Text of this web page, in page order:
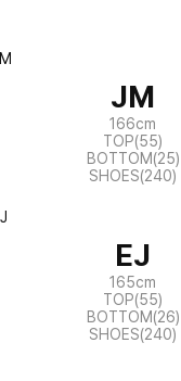
JM
166cm
TOP(55)
BOTTOM(25)
SHOES(240)
EJ
165cm
TOP(55)
BOTTOM(26)
SHOES(240)